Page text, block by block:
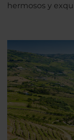
hermosos y